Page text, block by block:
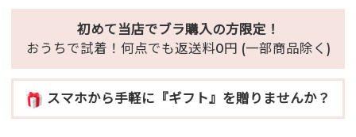
初めて当店でブラ購入の方限定！
おうちで試着！何点でも返送料0円 (一部商品除く)
スマホから手軽に『ギフト』を贈りませんか？